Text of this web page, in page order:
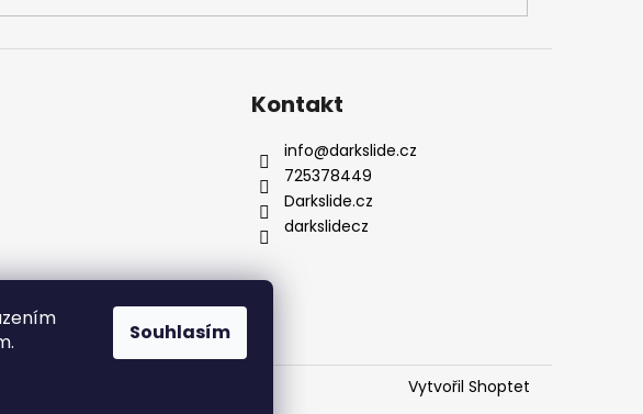
Souhlasím
Kontakt
info@darkslide.cz
725378449
Darkslide.cz
darkslidecz
Vytvořil Shoptet